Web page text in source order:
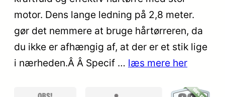
ømmelse
r
motor. Dens lange ledning på 2,8 meter.
gør det nemmere at bruge hårtørreren, da
du ikke er afhængig af, at der er et stik lige
i nærheden.Â Â Specif … læs mere her